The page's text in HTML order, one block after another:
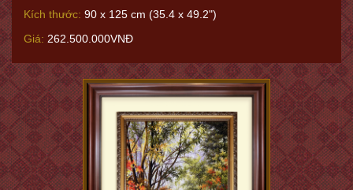
Kích thước: 90 x 125 cm (35.4 x 49.2")
Giá: 262.500.000VNĐ